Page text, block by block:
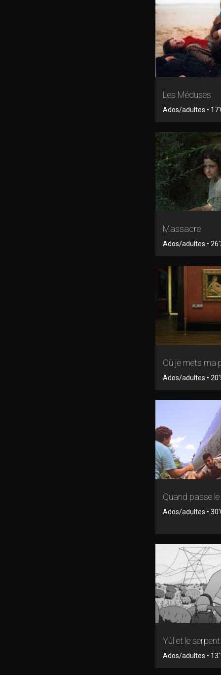
Les Méduses
Ados/adultes •
Massacre
Ados/adultes •
Où je mets ma
Ados/adultes •
Quand passe
Ados/adultes •
Yùl et le serpent
Ados/adultes •